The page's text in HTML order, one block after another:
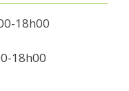
18h00
18h00